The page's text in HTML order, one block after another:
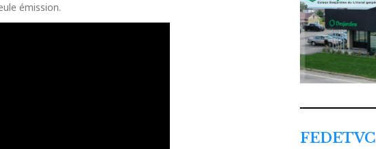
émission.
FEDETVC